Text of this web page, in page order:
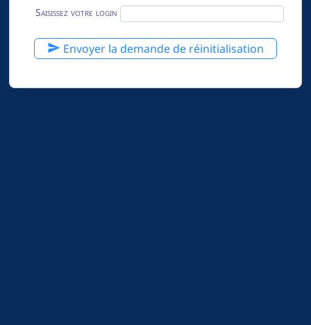
Saisissez votre login
Envoyer la demande de réinitialisation